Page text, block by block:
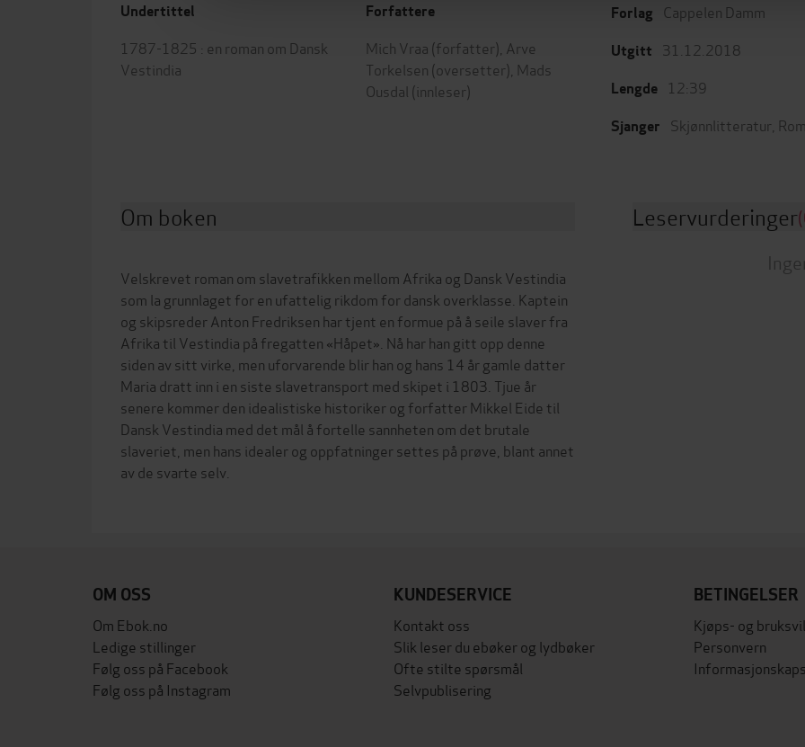
Undertittel
1787-1825 : en roman om Dansk
Vestindia
Forfattere
Mich Vraa (forfatter), Arve
Torkelsen (oversetter), Mads
Ousdal (innleser)
Forlag Cappelen Damm
Utgitt 31.12.2018
Lengde 12:39
Sjanger Skjønnlitteratur
Om boken
Velskrevet roman om slavetrafikken mellom Afrika og Dansk Vestindia
som la grunnlaget for en ufattelig rikdom for dansk overklasse. Kaptein
og skipsreder Anton Fredriksen har tjent en formue på å seile slaver fra
Afrika til Vestindia på fregatten «Håpet». Nå har han gitt opp denne
siden av sitt virke, men uforvarende blir han og hans 14 år gamle datter
Maria dratt inn i en siste slavetransport med skipet i 1803. Tjue år
senere kommer den idealistiske historiker og forfatter Mikkel Eide til
Dansk Vestindia med det mål å fortelle sannheten om det brutale
slaveriet, men hans idealer og oppfatninger settes på prøve, blant annet
av de svarte selv.
Leservurderinger
OM OSS
Om Ebok.no
Ledige stillinger
Følg oss på Facebook
Følg oss på Instagram
KUNDESERVICE
Kontakt oss
Slik leser du ebøker og lydbøker
Ofte stilte spørsmål
Selvpublisering
BETINGELSER
Kjøps- og
Personvern